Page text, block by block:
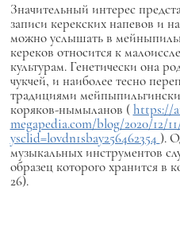
Значительный интерес
записи керекских напевов и
можно услышать в
кереков относится к
культурам. Генетически она
чукчей, и наиболее тесно
традициями
коряков-нымыланов (https://
megapedia.com/blog/2020/12/
ysclid=lovdn1sbay256462354 ).
музыкальных инструментов
образец которого хранится
26).